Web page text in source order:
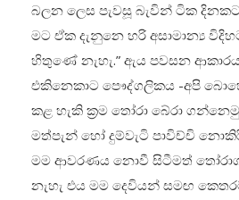
බලන ලෙස පැවසූ බැවින් ටික
මට ඒක දැනුනෙ හරි අසාමාන්‍ය
හිතුණේ නැහැ.” ඇය පවසන
එකිනෙකාට පෞද්ගලිකය -අපි
කළ හැකි ක්‍රම තෝරා බේරා
මත්පැන් හෝ දුම්වැටි පාවිච්චි
මම ආවරණය නොවී සිටීමත්
නැහැ එය මම දෙවියන් සමඟ